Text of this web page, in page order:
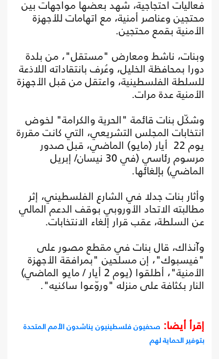
فعاليات احتجاجية، شهد بعضها مواجهات بين
محتجين وعناصر أمنية، مع اتهامات للأجهزة
الأمنية بقمع محتجين.
وبنات، ناشط ومعارض "مستقل"، من بلدة
دورا بمحافظة الخليل، وعُرف بانتقاداته اللاذعة
للسلطة الفلسطينية، واعتقل من قبل الأجهزة
الأمنية عدة مرات.
وشكّل بنات قائمة "الحرية والكرامة" لخوض
انتخابات المجلس التشريعي، التي كانت مقررة
يوم 22 أيار (مايو) الماضي، قبل صدور
مرسوم رئاسي (في 30 نيسان/ إبريل
الماضي) بإلغائها.
وأثار بنات جدلا في الشارع الفلسطيني، إثر
مطالبته الاتحاد الأوروبي بوقف الدعم المالي
عن السلطة، عقب قرار إلغاء الانتخابات.
وآنذاك، قال بنات في مقطع مصور على
"فيسبوك"، إن مسلحين "بمرافقة الأجهزة
الأمنية"، أطلقوا (يوم 2 أيار / مايو الماضي)
النار بكثافة على منزله "وروّعوا ساكنيه".
إقرأ أيضا: صحفيون فلسطينيون يناشدون الأمم المتحدة
بتوفير الحماية لهم